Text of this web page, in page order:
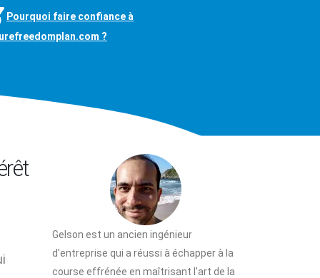
Pourquoi faire confiance à
?
Gelson est un ancien ingénieur
d'entreprise qui a réussi à échapper à la
course effrénée en maîtrisant l'art de la